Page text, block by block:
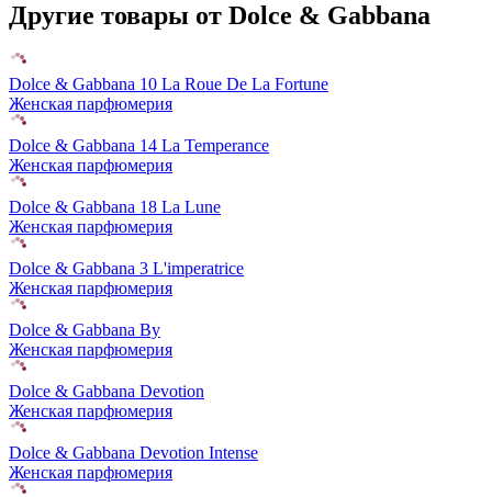
Другие товары от Dolce & Gabbana
Dolce & Gabbana 10 La Roue De La Fortune
Женская парфюмерия
Dolce & Gabbana 14 La Temperance
Женская парфюмерия
Dolce & Gabbana 18 La Lune
Женская парфюмерия
Dolce & Gabbana 3 L'imperatrice
Женская парфюмерия
Dolce & Gabbana By
Женская парфюмерия
Dolce & Gabbana Devotion
Женская парфюмерия
Dolce & Gabbana Devotion Intense
Женская парфюмерия